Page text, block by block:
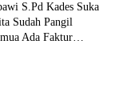
S.Pd Kades Suka
Sudah Pangil
Ada Faktur